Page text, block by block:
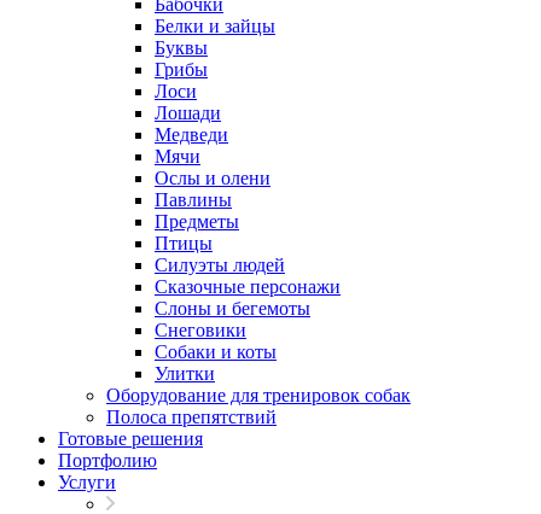
Бабочки
Белки и зайцы
Буквы
Грибы
Лоси
Лошади
Медведи
Мячи
Ослы и олени
Павлины
Предметы
Птицы
Силуэты людей
Сказочные персонажи
Слоны и бегемоты
Снеговики
Собаки и коты
Улитки
Оборудование для тренировок собак
Полоса препятствий
Готовые решения
Портфолию
Услуги